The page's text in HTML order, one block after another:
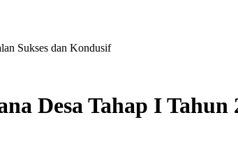
Sukses dan Kondusif
Desa Tahap I